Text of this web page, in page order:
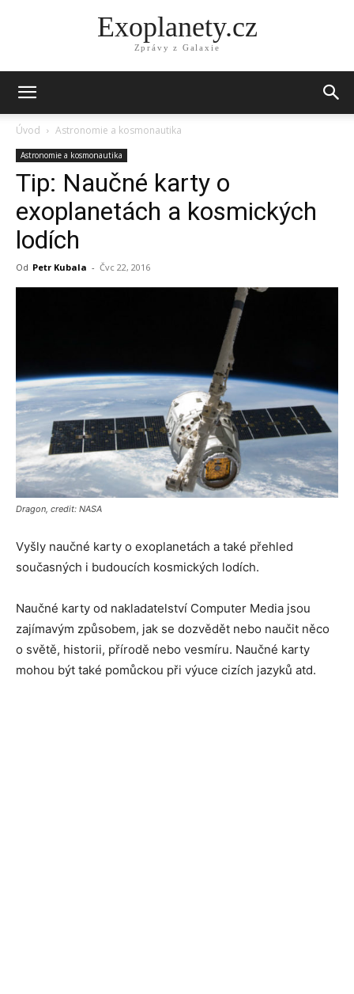
Exoplanety.cz
Zprávy z Galaxie
Úvod Astronomie a kosmonautika
Astronomie a kosmonautika
Tip: Naučné karty o
exoplanetách a kosmických
lodích
Od Petr Kubala - Čvc 22, 2016
Dragon, credit: NASA
Vyšly naučné karty o exoplanetách a také přehled
současných i budoucích kosmických lodích.
Naučné karty od nakladatelství Computer Media jsou
zajímavým způsobem, jak se dozvědět nebo naučit něco
o světě, historii, přírodě nebo vesmíru. Naučné karty
mohou být také pomůckou při výuce cizích jazyků atd.